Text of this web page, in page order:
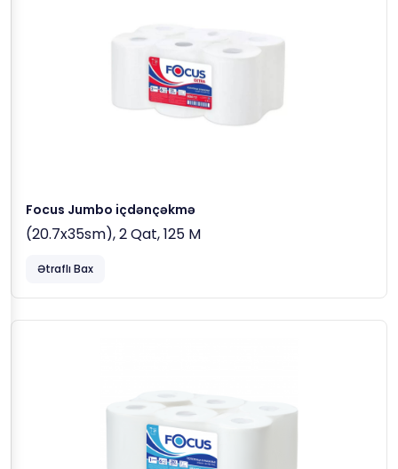
Focus Jumbo içdənçəkmə
(20.7x35sm), 2 Qat, 125 M
Ətraflı Bax